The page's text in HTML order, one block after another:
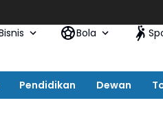
Bola
Pendidikan Dewan